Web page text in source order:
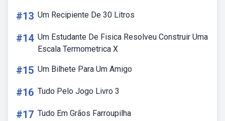
#13 Um Recipiente De 30 Litros
#14 Um Estudante De Fisica Resolveu Construir Uma
Escala Termometrica X
#15 Um Bilhete Para Um Amigo
#16 Tudo Pelo Jogo Livro 3
#17 Tudo Em Grãos Farroupilha